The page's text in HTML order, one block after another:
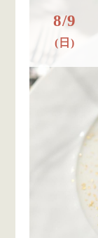
8/9
(日)